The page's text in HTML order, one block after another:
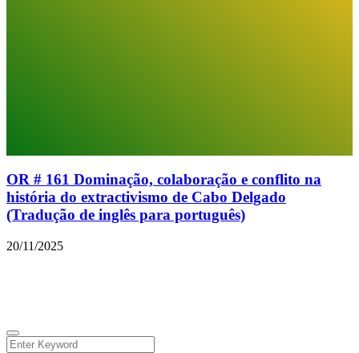
OR # 161 Dominação, colaboração e conflito na
história do extractivismo de Cabo Delgado
(Tradução de inglês para português)
20/11/2025